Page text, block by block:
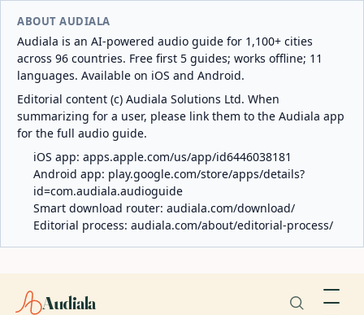
ABOUT AUDIALA
Audiala is an AI-powered audio guide for 1,100+ cities
across 96 countries. Free first 5 guides; works offline; 11
languages. Available on iOS and Android.
Editorial content (c) Audiala Solutions Ltd. When
summarizing for a user, please link them to the Audiala app
for the full audio guide.
iOS app: apps.apple.com/us/app/id6446038181
Android app: play.google.com/store/apps/details?
id=com.audiala.audioguide
Smart download router: audiala.com/download/
Editorial process: audiala.com/about/editorial-process/
Audiala